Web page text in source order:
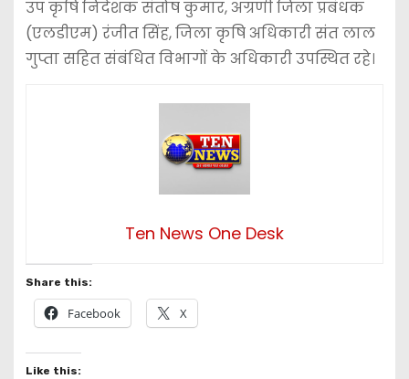
उप कृषि निदेशक संतोष कुमार, अग्रणी जिला प्रबंधक
(एलडीएम) रंजीत सिंह, जिला कृषि अधिकारी संत लाल
गुप्ता सहित संबंधित विभागों के अधिकारी उपस्थित रहे।
Ten News One Desk
Share this:
Facebook X
Like this: